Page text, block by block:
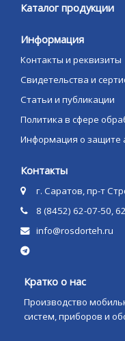
Каталог продукции
Информация
Контакты и реквизиты
Свидетельства и
Статьи и публикации
Политика в сфере
Информация о защите
Контакты
г. Саратов, пр-т
8 (8452) 62-07-50,
info@rosdorteh.ru
Кратко о нас
Производство
систем, приборов и